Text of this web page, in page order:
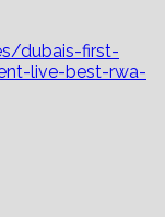
dubais-first-
live-best-rwa-